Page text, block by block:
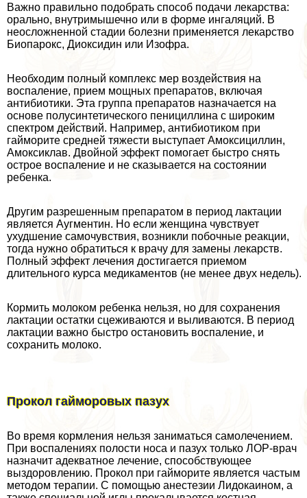
Важно правильно подобрать способ подачи лекарства:
opaльно, внутримышечно или в форме ингаляций. В
неосложненной стадии болезни применяется лекарство
Биопарокс, Диоксидин или Изофра.
Необходим полный комплекс мер воздействия на
воспаление, прием мощных препаратов, включая
антибиотики. Эта группа препаратов назначается на
основе полусинтетического пенициллина с широким
спектром действий. Например, антибиотиком при
гайморите средней тяжести выступает Амоксициллин,
Амоксиклав. Двойной эффект помогает быстро снять
острое воспаление и не сказывается на состоянии
ребенка.
Другим разрешенным препаратом в период лактации
является Аугментин. Но если женщина чувствует
ухудшение самочувствия, возникли побочные реакции,
тогда нужно обратиться к врачу для замены лекарств.
Полный эффект лечения достигается приемом
длительного курса медикаментов (не менее двух недель).
Кормить молоком ребенка нельзя, но для сохранения
лактации остатки сцеживаются и выливаются. В период
лактации важно быстро остановить воспаление, и
сохранить молоко.
Прокол гайморовых пазух
Во время кормления нельзя заниматься самолечением.
При воспалениях полости носа и пазух только ЛОР-врач
назначит адекватное лечение, способствующее
выздоровлению. Прокол при гайморите является частым
методом терапии. С помощью анестезии Лидокаином, а